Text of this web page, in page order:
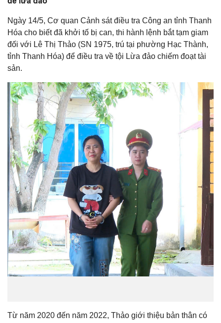
Ngày 14/5, Cơ quan Cảnh sát điều tra Công an tỉnh Thanh
Hóa cho biết đã khởi tố bị can, thi hành lệnh bắt tạm giam
đối với Lê Thị Thảo (SN 1975, trú tại phường Hạc Thành,
tỉnh Thanh Hóa) để điều tra về tội Lừa đảo chiếm đoạt tài
sản.
Từ năm 2020 đến năm 2022, Thảo giới thiệu bản thân có